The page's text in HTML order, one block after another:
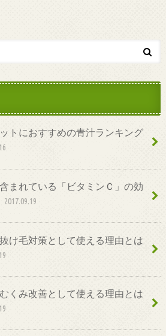
トにおすすめの青汁ランキング
まれている「ビタミンＣ」の効
2017.09.19
け毛対策として使える理由とは
くみ改善として使える理由とは